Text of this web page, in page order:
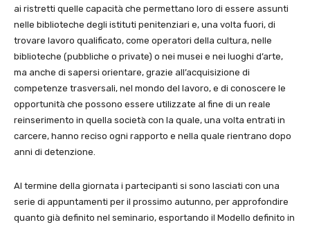
ai ristretti quelle capacità che permettano loro di essere assunti
nelle biblioteche degli istituti penitenziari e, una volta fuori, di
trovare lavoro qualificato, come operatori della cultura, nelle
biblioteche (pubbliche o private) o nei musei e nei luoghi d’arte,
ma anche di sapersi orientare, grazie all’acquisizione di
competenze trasversali, nel mondo del lavoro, e di conoscere le
opportunità che possono essere utilizzate al fine di un reale
reinserimento in quella società con la quale, una volta entrati in
carcere, hanno reciso ogni rapporto e nella quale rientrano dopo
anni di detenzione.
Al termine della giornata i partecipanti si sono lasciati con una
serie di appuntamenti per il prossimo autunno, per approfondire
quanto già definito nel seminario, esportando il Modello definito in